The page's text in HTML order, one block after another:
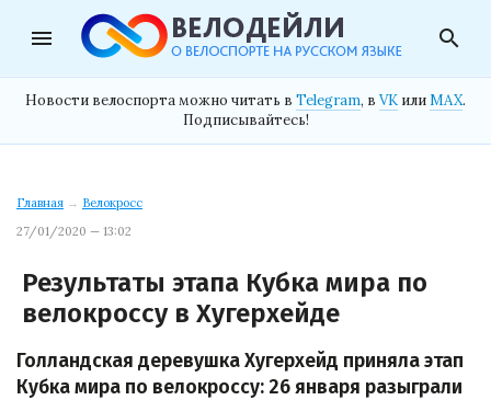
menu search
Новости велоспорта можно читать в Telegram, в VK илиMAX.
Подписывайтесь!
Главная → Велокросс
27/01/2020 — 13:02
Результаты этапа Кубка мира по
велокроссу в Хугерхейде
Голландская деревушка Хугерхейд приняла этап
Кубка мира по велокроссу: 26 января разыграли